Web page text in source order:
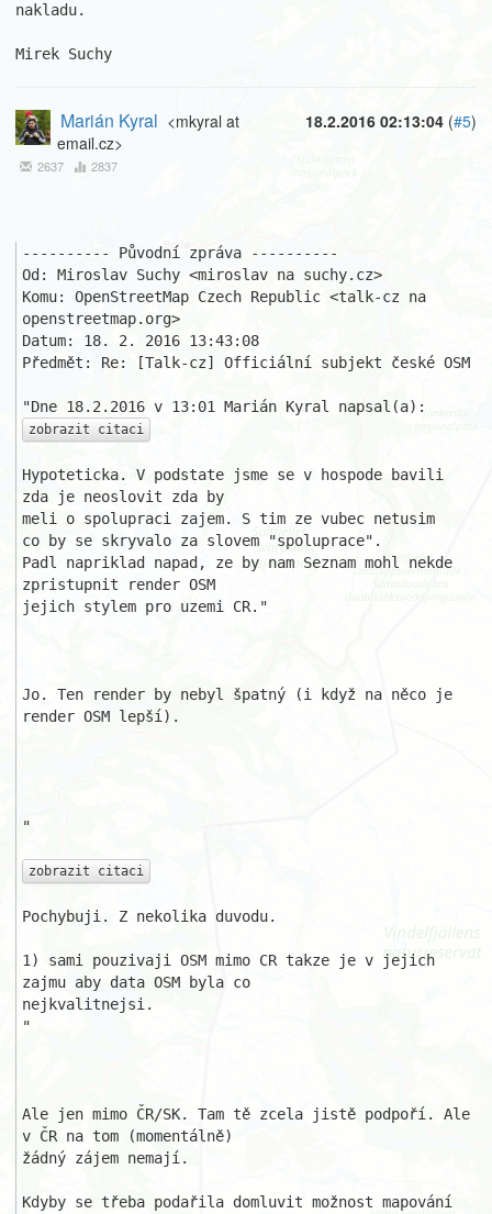
nakladu.
Mirek Suchy
18.2.2016 02:13:04 (#5)
Marián Kyral <mkyral at
email.cz>
2637 2837
---------- Původní zpráva ----------
Od: Miroslav Suchy <miroslav na suchy.cz>
Komu: OpenStreetMap Czech Republic <talk-cz na
openstreetmap.org>
Datum: 18. 2. 2016 13:43:08
Předmět: Re: [Talk-cz] Officiální subjekt české OSM
zobrazit citaci
Hypoteticka. V podstate jsme se v hospode bavili
zda je neoslovit zda by
meli o spolupraci zajem. S tim ze vubec netusim
co by se skryvalo za slovem "spoluprace".
Padl napriklad napad, ze by nam Seznam mohl nekde
zpristupnit render OSM
jejich stylem pro uzemi CR."
Jo. Ten render by nebyl špatný (i když na něco je
render OSM lepší).
"
zobrazit citaci
Pochybuji. Z nekolika duvodu.
1) sami pouzivaji OSM mimo CR takze je v jejich
zajmu aby data OSM byla co
nejkvalitnejsi.
"
Ale jen mimo ČR/SK. Tam tě zcela jistě podpoří. Ale
v ČR na tom (momentálně)
žádný zájem nemají.
Kdyby se třeba podařila domluvit možnost mapování